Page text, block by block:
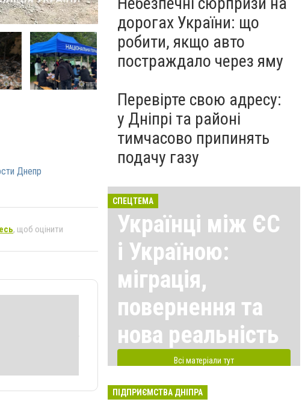
Днепр
, щоб оцінити
дорогах України: що
робити, якщо авто
постраждало через яму
Перевірте свою адресу:
у Дніпрі та районі
тимчасово припинять
подачу газу
СПЕЦТЕМА
Українці між ЄС
і Україною:
міграція,
повернення та
нова реальність
Всі матеріали тут
ПІДПРИЄМСТВА ДНІПРА